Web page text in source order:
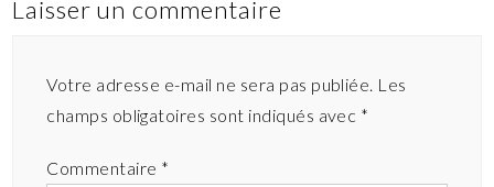
Laisser un commentaire
Votre adresse e-mail ne sera pas publiée. Les
champs obligatoires sont indiqués avec *
Commentaire *